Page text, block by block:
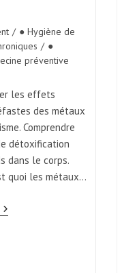
/ ● Hygiène de
/ ●
préventive
les effets
des métaux
Comprendre
détoxification
dans le corps.
quoi les métaux…